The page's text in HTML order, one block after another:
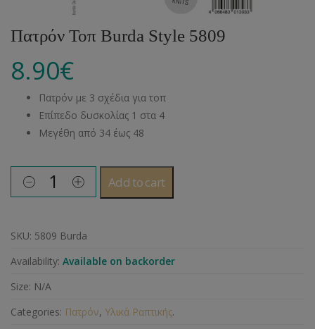
Πατρόν Τοπ Burda Style 5809
8.90€
Πατρόν με 3 σχέδια για τοπ
Επίπεδο δυσκολίας 1 στα 4
Μεγέθη από 34 έως 48
Add to cart
SKU: 5809 Burda
Availability: Available on backorder
Size: N/A
Categories: Πατρόν, Υλικά Ραπτικής.